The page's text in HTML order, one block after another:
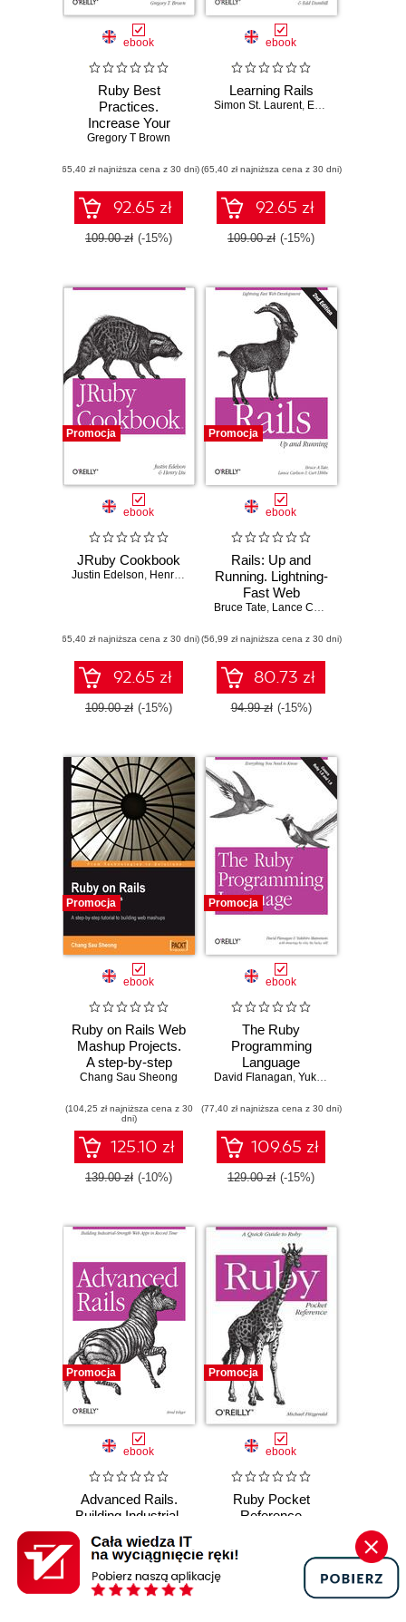
ebook
Ruby Best
Practices.
Increase Your
Productivity - Write
Gregory T Brown
(65,40 zł najniższa cena z 30 dni)
92.65 zł
109.00 zł (-15%)
ebook
Learning Rails
Simon St. Laurent, Edd Dumbill
(65,40 zł najniższa cena z 30 dni)
92.65 zł
109.00 zł (-15%)
Promocja
ebook
JRuby Cookbook
Justin Edelson, Henry Liu
(65,40 zł najniższa cena z 30 dni)
92.65 zł
109.00 zł (-15%)
Promocja
ebook
Rails: Up and
Running. Lightning-
Fast Web
Development. 2nd
Bruce Tate, Lance Carlson
(56,99 zł najniższa cena z 30 dni)
80.73 zł
94.99 zł (-15%)
Promocja
ebook
Ruby on Rails Web
Mashup Projects.
A step-by-step
tutorial to building
Chang Sau Sheong
(104,25 zł najniższa cena z 30
dni)
125.10 zł
139.00 zł (-10%)
Promocja
ebook
The Ruby
Programming
Language
David Flanagan, Yukihiro Matsumoto
(77,40 zł najniższa cena z 30 dni)
109.65 zł
129.00 zł (-15%)
Promocja
ebook
Advanced Rails.
Building Industrial-
Strength Web Apps
in Record Time
Brad Ediger
(65,40 zł najniższa cena z 30 dni)
Promocja
ebook
Ruby Pocket
Reference
(20,94 zł najniższa cena z 30 dni)